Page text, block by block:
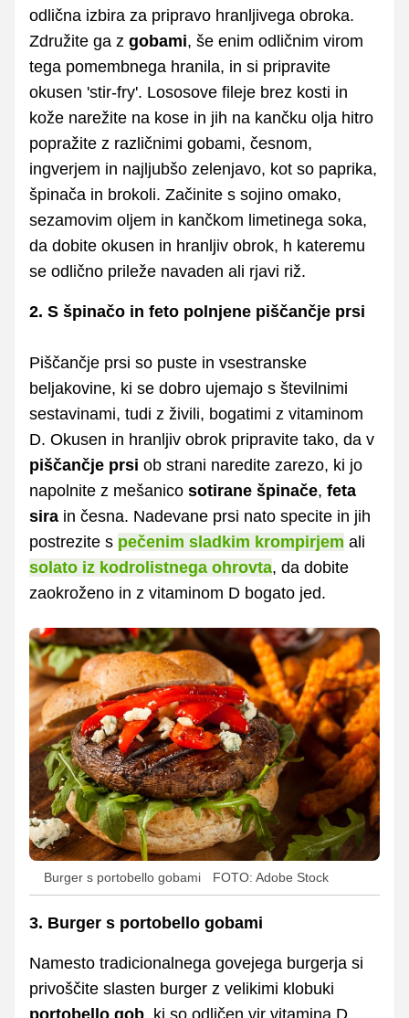
odlična izbira za pripravo hranljivega obroka.
Združite ga z gobami, še enim odličnim virom
tega pomembnega hranila, in si pripravite
okusen 'stir-fry'. Lososove fileje brez kosti in
kože narežite na kose in jih na kančku olja hitro
popražite z različnimi gobami, česnom,
ingverjem in najljubšo zelenjavo, kot so paprika,
špinača in brokoli. Začinite s sojino omako,
sezamovim oljem in kančkom limetinega soka,
da dobite okusen in hranljiv obrok, h kateremu
se odlično prileže navaden ali rjavi riž.
2. S špinačo in feto polnjene piščančje prsi
Piščančje prsi so puste in vsestranske
beljakovine, ki se dobro ujemajo s številnimi
sestavinami, tudi z živili, bogatimi z vitaminom
D. Okusen in hranljiv obrok pripravite tako, da v
piščančje prsi ob strani naredite zarezo, ki jo
napolnite z mešanico sotirane špinače, feta
sira in česna. Nadevane prsi nato specite in jih
postrezite s pečenim sladkim krompirjem ali
solato iz kodrolistnega ohrovta, da dobite
zaokroženo in z vitaminom D bogato jed.
Burger s portobello gobami FOTO: Adobe Stock
3. Burger s portobello gobami
Namesto tradicionalnega govejega burgerja si
privoščite slasten burger z velikimi klobuki